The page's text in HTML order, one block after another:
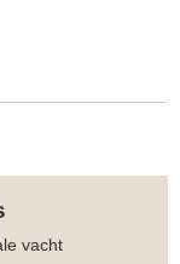
vacht